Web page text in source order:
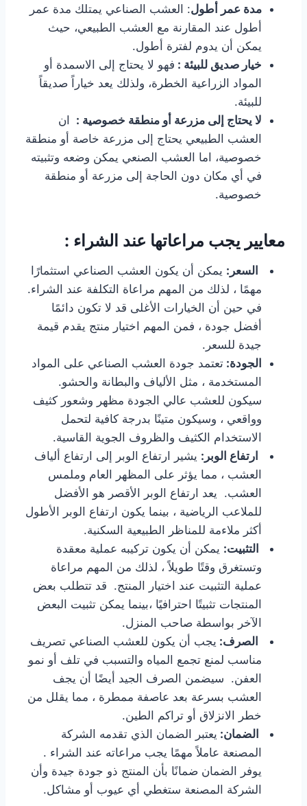
مدة عمر أطول: العشب الصناعي يمتلك مدة عمر
أطول عند المقارنة مع العشب الطبيعي، حيث
يمكن أن يدوم لفترة أطول.
خيار صديق للبيئة : فهو لا يحتاج إلى الاسمدة أو
المواد الزراعية الخطرة، ولذلك يعد خياراً صديقاً
للبيئة.
لا يحتاج إلى مزرعة أو منطقة خصوصية :
ان
العشب الطبيعي يحتاج إلى مزرعة خاصة أو منطقة
خصوصية، اما العشب الصنعي يمكن وضعه وتثبيته
في أي مكان دون الحاجة إلى مزرعة أو منطقة
خصوصية.
معايير يجب مراعاتها عند الشراء :
السعر: يمكن أن يكون العشب الصناعي استثمارًا
مهمًا ، لذلك من المهم مراعاة التكلفة عند الشراء.
في حين أن الخيارات الأغلى قد لا تكون دائمًا
أفضل جودة ، فمن المهم اختيار منتج يقدم قيمة
جيدة للسعر.
الجودة: تعتمد جودة العشب الصناعي على المواد
المستخدمة ، مثل الألياف والبطانة والحشو.
سيكون للعشب عالي الجودة مظهر وشعور كثيف
وواقعي ، وسيكون متينًا بدرجة كافية لتحمل
الاستخدام الكثيف والظروف الجوية القاسية.
ارتفاع الوبر: يشير ارتفاع الوبر إلى ارتفاع ألياف
العشب ، مما يؤثر على المظهر العام وملمس
العشب. يعد ارتفاع الوبر الأقصر هو الأفضل
للملاعب الرياضية ، بينما يكون ارتفاع الوبر الأطول
أكثر ملاءمة للمناظر الطبيعية السكنية.
التثبيت: يمكن أن يكون تركيبه عملية معقدة
وتستغرق وقتًا طويلاً ، لذلك من المهم مراعاة
عملية التثبيت عند اختيار المنتج. قد تتطلب بعض
المنتجات تثبيتًا احترافيًا ،بينما يمكن تثبيت البعض
الآخر بواسطة صاحب المنزل.
الصرف: يجب أن يكون للعشب الصناعي تصريف
مناسب لمنع تجمع المياه والتسبب في تلف أو نمو
العفن. سيضمن الصرف الجيد أيضًا أن يجف
العشب بسرعة بعد عاصفة ممطرة ، مما يقلل من
خطر الانزلاق أو تراكم الطين.
الضمان: يعتبر الضمان الذي تقدمه الشركة
المصنعة عاملاً مهمًا يجب مراعاته عند الشراء .
يوفر الضمان ضمانًا بأن المنتج ذو جودة جيدة وأن
الشركة المصنعة ستغطي أي عيوب أو مشاكل.